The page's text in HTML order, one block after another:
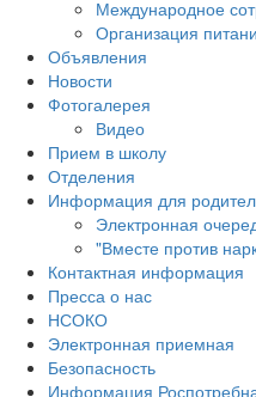
Международное
Организация
Объявления
Новости
Фотогалерея
Видео
Прием в школу
Отделения
Информация для
Электронная
"Вместе против
Контактная информация
Пресса о нас
НСОКО
Электронная приемная
Безопасность
Информация